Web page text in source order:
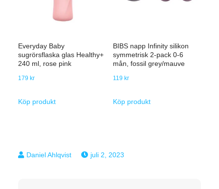
Everyday Baby
sugrörsflaska glas Healthy+
240 ml, rose pink
179 kr
Köp produkt
BIBS napp Infinity silikon
symmetrisk 2-pack 0-6
mån, fossil grey/mauve
119 kr
Köp produkt
juli 2, 2023